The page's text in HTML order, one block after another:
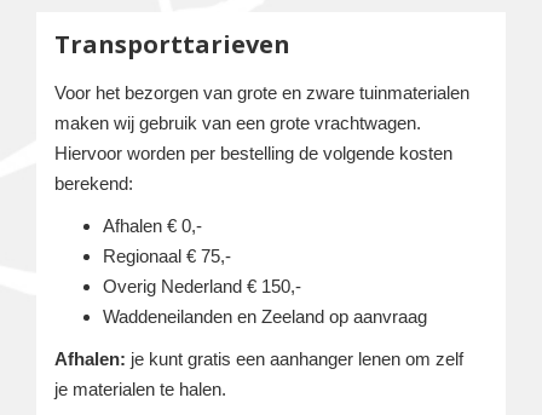
Transporttarieven
Voor het bezorgen van grote en zware tuinmaterialen
maken wij gebruik van een grote vrachtwagen.
Hiervoor worden per bestelling de volgende kosten
berekend:
Afhalen € 0,-
Regionaal € 75,-
Overig Nederland € 150,-
Waddeneilanden en Zeeland op aanvraag
Afhalen: je kunt gratis een aanhanger lenen om zelf
je materialen te halen.